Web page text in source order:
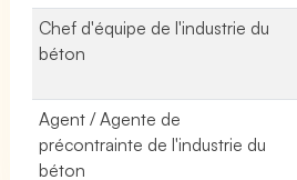
Chef d'équipe de l'industrie du
béton
Agent / Agente de
précontrainte de l'industrie du
béton